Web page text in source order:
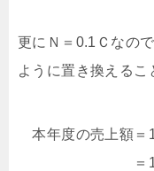
更にＮ＝0.1Ｃなの
ように置き換えるこ
本年度の売上額＝
＝